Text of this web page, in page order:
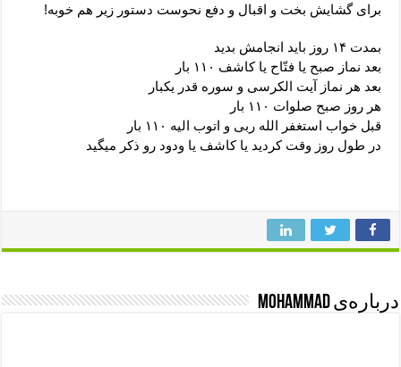
برای گشایش بخت و اقبال و دفع نحوست دستور زیر هم خوبه!
بمدت ۱۴ روز باید انجامش بدید
بعد نماز صبح یا فتّاح یا کاشف ۱۱۰ بار
بعد هر نماز آیت الکرسی و سوره قدر یکبار
هر روز صبح صلوات ۱۱۰ بار
قبل خواب استغفر الله ربی و اتوب الیه ۱۱۰ بار
در طول روز وقت کردید یا کاشف یا ودود رو ذکر میگید
درباره‌ی mohammad